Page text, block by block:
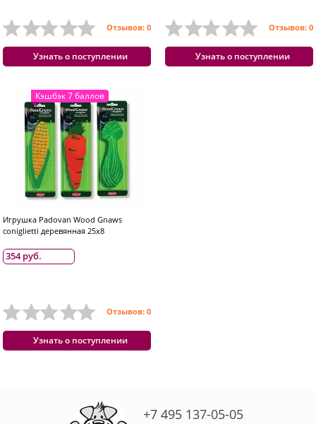
Отзывов: 0
Узнать о поступлении
Отзывов: 0
Узнать о поступлении
Кэшбэк 7 баллов
Игрушка Padovan Wood Gnaws
coniglietti деревянная 25x8
354 руб.
Отзывов: 0
Узнать о поступлении
+7 495 137-05-05